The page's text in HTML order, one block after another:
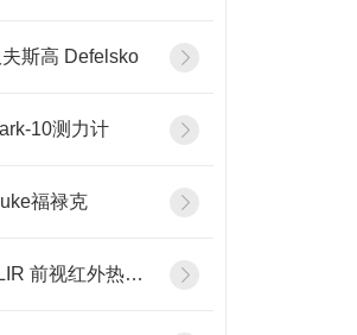
斯高 Defelsko
10测力计
福禄克
美国FLIR 前视红外热像系统